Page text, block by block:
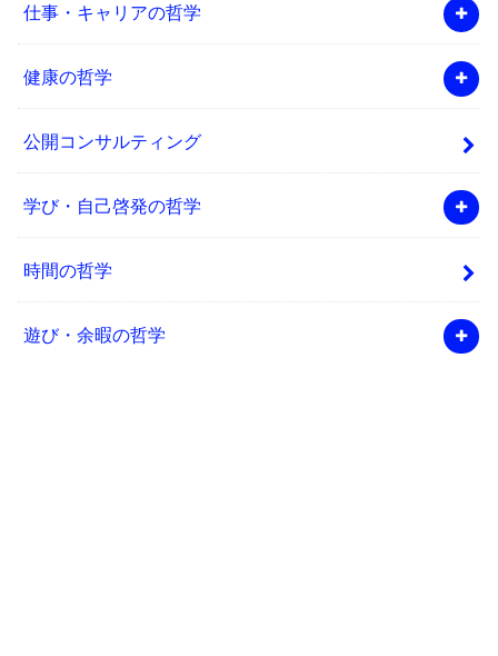
仕事・キャリアの哲学
健康の哲学
公開コンサルティング
学び・自己啓発の哲学
時間の哲学
遊び・余暇の哲学